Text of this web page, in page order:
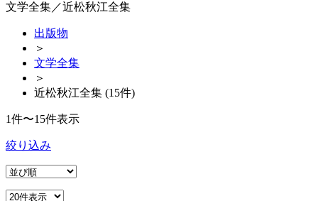
文学全集／近松秋江全集
出版物
＞
文学全集
＞
近松秋江全集 (15件)
1件〜15件表示
絞り込み